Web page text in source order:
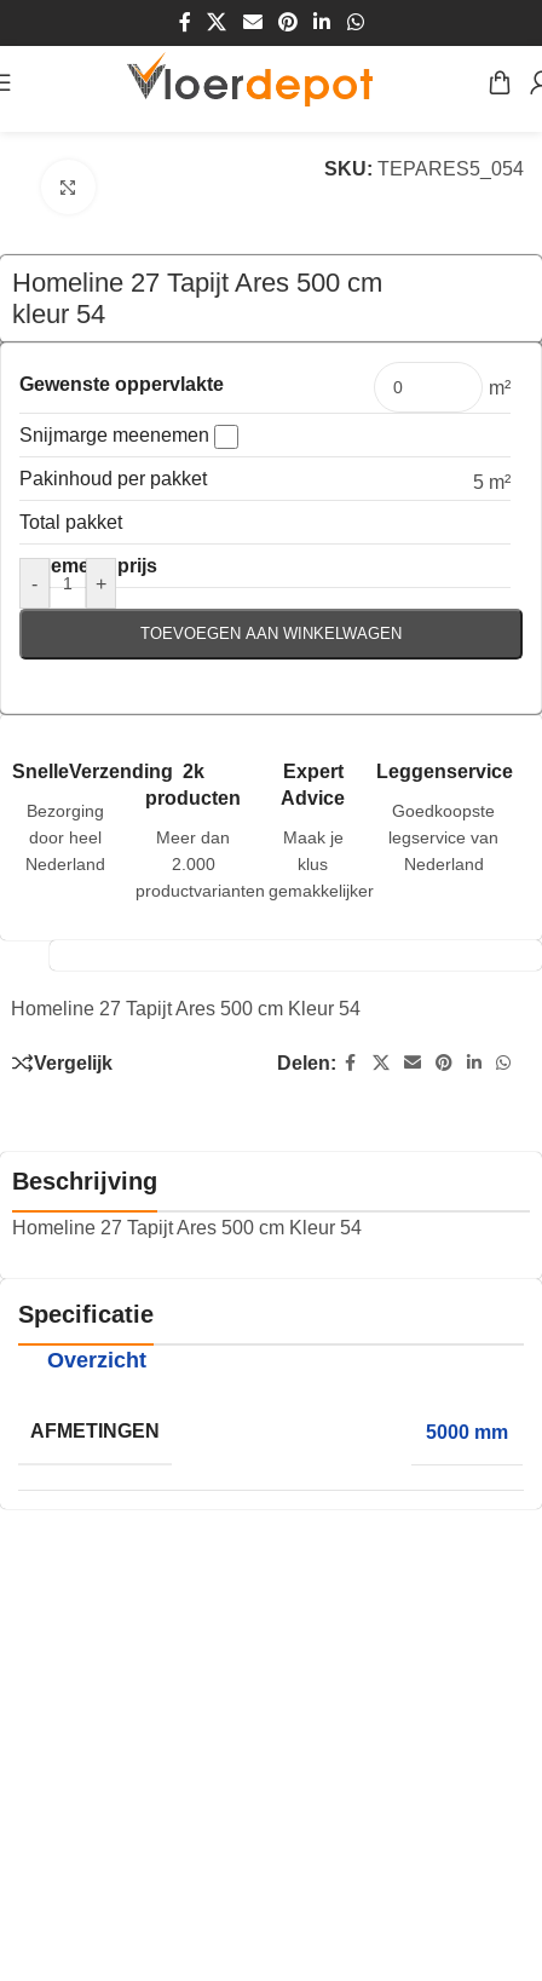
/Vloeren/Tapijt
SKU: TEPARES5_054
Homeline 27 Tapijt Ares 500 cm
kleur 54
€149,50 per mtr
Gewenste oppervlakte m²
Snijmarge meenemen
Pakinhoud per pakket
5 m²
Total pakket
Algemene prijs
-
+
TOEVOEGEN AAN WINKELWAGEN
SnelleVerzending
Bezorging
door heel
Nederland
2k
producten
Meer dan
2.000
productvarianten
Expert
Advice
Maak je
klus
gemakkelijker
Leggenservice
Goedkoopste
legservice van
Nederland
Homeline 27 Tapijt Ares 500 cm Kleur 54
Vergelijk Delen:
Beschrijving
Homeline 27 Tapijt Ares 500 cm Kleur 54
Specificatie
Overzicht
AFMETINGEN 5000 mm